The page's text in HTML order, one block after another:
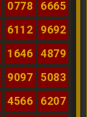
0778
6665
6112
9692
1646
4879
9097
5083
4566
6207